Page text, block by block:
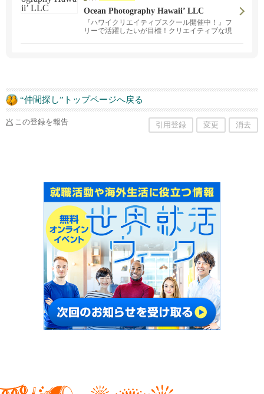
Ocean Photography Hawaii’ LLC
『ハワイクリエイティブスクール開催中！』フ
リーで活躍したいが目標！クリエイティブな現
“仲間探し”トップページへ戻る
この登録を報告 引用登録 変更 消去